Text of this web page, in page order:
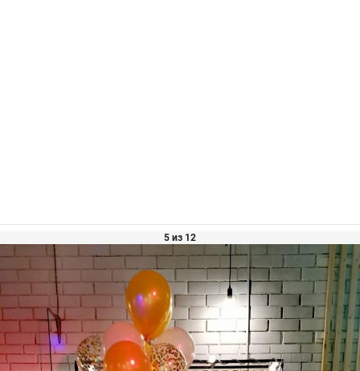
5 из 12